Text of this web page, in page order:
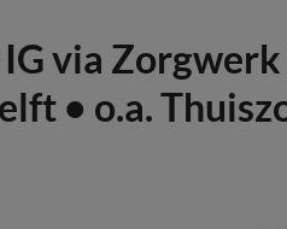
via
• o.a.